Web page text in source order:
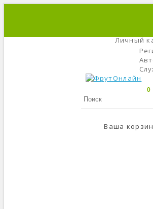
Личный
0
Ваша